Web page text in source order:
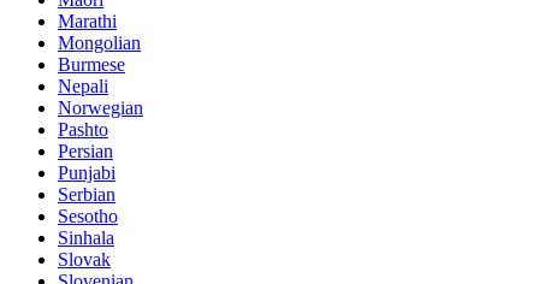
Marathi
Mongolian
Burmese
Nepali
Norwegian
Pashto
Persian
Punjabi
Serbian
Sesotho
Sinhala
Slovak